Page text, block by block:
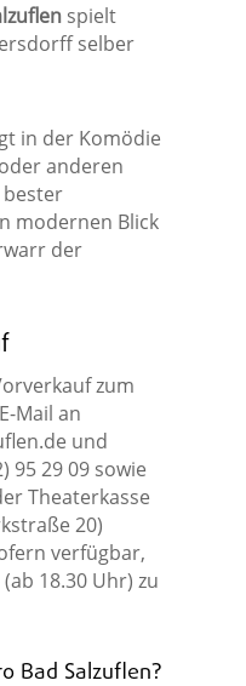
spielt
selber
in der Komödie
anderen
modernen Blick
der
zum
Mail an
und
95 29 09 sowie
Theaterkasse
20)
verfügbar,
18.30 Uhr) zu
Bad Salzuflen?